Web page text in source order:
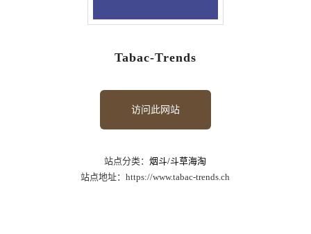
Tabac-Trends
访问此网站
站点分类：烟斗/斗草海淘
站点地址：https://www.tabac-trends.ch